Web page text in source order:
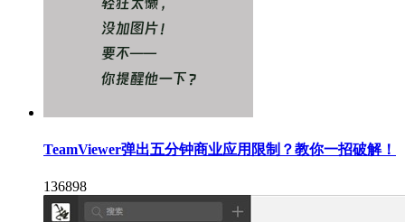
TeamViewer弹出五分钟商业应用限制？教你一招破解！
136898